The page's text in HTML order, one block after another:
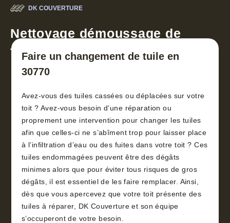
DK COUVERTURE
Nettoyage démoussage de
toiture 30
Faire un changement de tuile en
30770
Avez-vous des tuiles cassées ou déplacées sur votre
toit ? Avez-vous besoin d’une réparation ou
proprement une intervention pour changer les tuiles
afin que celles-ci ne s’abîment trop pour laisser place
à l’infiltration d’eau ou des fuites dans votre toit ? Ces
tuiles endommagées peuvent être des dégâts
minimes alors que pour éviter tous risques de gros
dégâts, il est essentiel de les faire remplacer. Ainsi,
dès que vous apercevez que votre toit présente des
tuiles à réparer, DK Couverture et son équipe
s’occuperont de votre besoin.